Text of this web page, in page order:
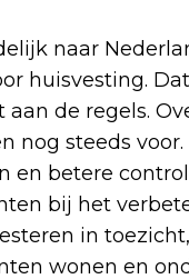
naar
huisvesting.
de regels.
nog steeds
en betere
bij het
in
wonen en